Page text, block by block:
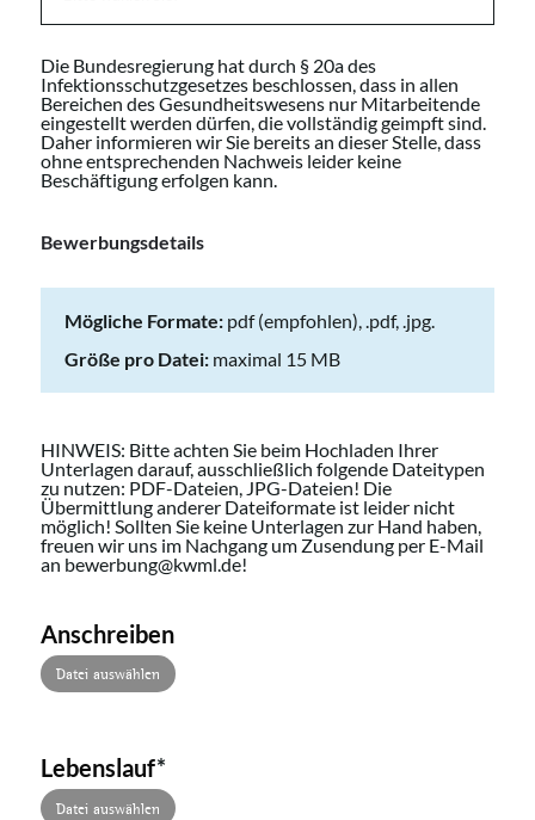
Die Bundesregierung hat durch § 20a des
Infektionsschutzgesetzes beschlossen, dass in allen
Bereichen des Gesundheitswesens nur Mitarbeitende
eingestellt werden dürfen, die vollständig geimpft sind.
Daher informieren wir Sie bereits an dieser Stelle, dass
ohne entsprechenden Nachweis leider keine
Beschäftigung erfolgen kann.
Bewerbungsdetails
Mögliche Formate: pdf (empfohlen), .pdf, .jpg.
Größe pro Datei: maximal 15 MB
HINWEIS: Bitte achten Sie beim Hochladen Ihrer
Unterlagen darauf, ausschließlich folgende Dateitypen
zu nutzen: PDF-Dateien, JPG-Dateien! Die
Übermittlung anderer Dateiformate ist leider nicht
möglich! Sollten Sie keine Unterlagen zur Hand haben,
freuen wir uns im Nachgang um Zusendung per E-Mail
an bewerbung@kwml.de!
Anschreiben
Datei auswählen
Lebenslauf*
Datei auswählen